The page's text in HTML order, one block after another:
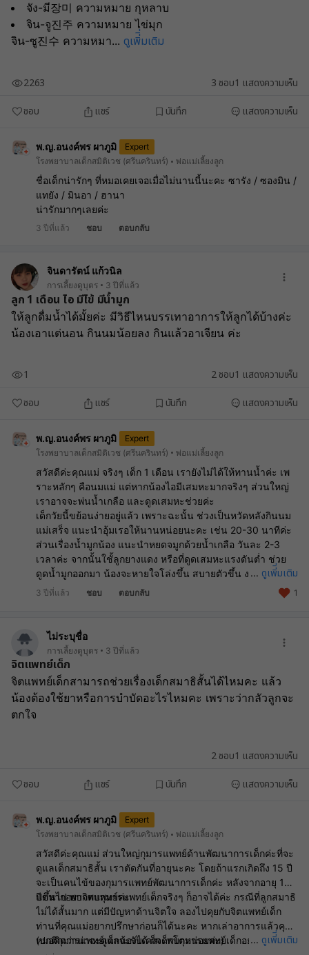
จัง-มี장미 ความหมาย กุหลาบ
จิน-จู진주 ความหมาย ไข่มุก
จิน-ซู진수 ความหมา... ดูเพิ่ิ่มเติม
ชอบ แชร์ บันทึก แสดงความเห็น
2263 3ชอบ1 แสดงความเห็น
พ.ญ.อนงค์พร ผาภูมิ
Expert
โรงพยาบาลเด็กสมิติเวช (ศรีนครินทร์)
พ่อแม่เลี้ยงลูก
ชื่อเด็กน่ารักๆ ที่หมอเคยเจอเมื่อไม่นานนี้นะคะ ซารัง / ซองมิน /
แทยัง / มินอา / ฮานา
น่ารักมากๆเลยค่ะ
3 ปีที่แล้ว ชอบ ตอบกลับ
จินดารัตน์ แก้วนิล
การเลี้ยงดูบุตร 3 ปีที่แล้ว
ลูก 1 เดือน ไอ มีไข้ มีน้ำมูก
ให้ลูกดื่มน้ำได้มั้ยค่ะ มีวิธีไหนบรรเทาอาการให้ลูกได้บ้างค่ะ
น้องเอาแต่นอน กินนมน้อยลง กินแล้วอาเจียน ค่ะ
ชอบ แชร์ บันทึก แสดงความเห็น
1 2ชอบ1 แสดงความเห็น
พ.ญ.อนงค์พร ผาภูมิ
Expert
โรงพยาบาลเด็กสมิติเวช (ศรีนครินทร์)
พ่อแม่เลี้ยงลูก
สวัสดีค่ะคุณแม่ จริงๆ เด็ก 1 เดือน เรายังไม่ได้ให้ทานน้ำค่ะ เพ
ราะหลักๆ คือนมแม่ แต่หากน้องไอมีเสมหะมากจริงๆ ส่วนใหญ่
เราอาจจะพ่นน้ำเกลือ และดูดเสมหะช่วยค่ะ
เด็กวัยนี้ขย้อนง่ายอยู่แล้ว เพราะฉะนั้น ช่วงเป็นหวัดหลังกินนม
แม่เสร็จ แนะนำอุ้มเรอให้นานหน่อยนะคะ เช่น 20-30 นาทีค่ะ
ส่วนเรื่องน้ำมูกน้อง แนะนำหยดจมูกด้วยน้ำเกลือ วันละ 2-3
เวลาค่ะ จากนั้นใชั้ลูกยางแดง หรือที่ดูดเสมหะแรงดันต่ำ ช่วย
ดูดน้ำมูกออกมา น้องจะหายใจโล่งขึ้น สบายตัวขึ้น งอแงน้อยลง
ค่ะ หากน้องมีอาการไข้สูง ซึมมาก ทานนมแม่ได้น้อยมาก หรือ
... ดูเพิ่ิ่มเติม
3 ปีที่แล้ว ชอบ ตอบกลับ 1
ไม่ระบุชื่อ
การเลี้ยงดูบุตร 3 ปีที่แล้ว
จิตแพทย์เด็ก
จิตแพทย์เด็กสามารถช่วยเรื่องเด็กสมาธิสั้นได้ไหมคะ แล้ว
น้องต้องใช้ยาหรือการบำบัดอะไรไหมคะ เพราะว่ากลัวลูกจะ
ตกใจ
ชอบ แชร์ บันทึก แสดงความเห็น
2ชอบ1 แสดงความเห็น
พ.ญ.อนงค์พร ผาภูมิ
Expert
โรงพยาบาลเด็กสมิติเวช (ศรีนครินทร์)
พ่อแม่เลี้ยงลูก
สวัสดีค่ะคุณแม่ ส่วนใหญ่กุมารแพทย์ด้านพัฒนาการเด็กค่ะที่จะ
ดูแลเด็กสมาธิสั้น เราตัดกันที่อายุนะคะ โดยถ้าแรกเกิดถึง 15 ปี
จะเป็นคนไข้ของกุมารแพทย์พัฒนาการเด็กค่ะ หลังจากอายุ 15
ปีขึ้นไป พบจิตแพทย์ค่ะ
แต่หากอยากพบกุมารแพทย์เด็กจริงๆ ก็อาจได้ค่ะ กรณีที่ลูกสมาธิ
ไม่ได้สั้นมาก แต่มีปัญหาด้านจิตใจ ลองไปคุยกับจิตแพทย์เด็ก
ท่านที่คุณแม่อยากปรึกษาก่อนก็ได้นะคะ หากเล่าอาการแล้วคุณ
หมอคิดว่าน่าจะดูแลน้องได้ ก็จะพบกุมารแพทย์เด็กอย่างเดียว
(ปกติกุมารแพทย์เด็กจะรับเคสเด็กโตหน่อยค่ะ) ... ดูเพิ่ิ่มเติม